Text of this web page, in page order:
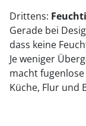
Drittens:
Gerade bei
dass keine
Je weniger
macht
Küche, Flur und